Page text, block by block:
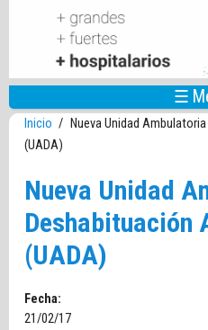
Pasar al contenido principal
☰
Inicio / Nueva Unidad
(UADA)
Nueva Unidad
Deshabituación
(UADA)
Fecha:
21/02/17